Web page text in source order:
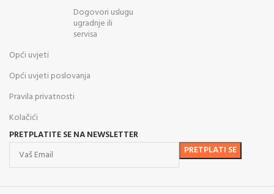
Dogovori uslugu
ugradnje ili
servisa
Opći uvjeti
Opći uvjeti poslovanja
Pravila privatnosti
Kolačići
PRETPLATITE SE NA NEWSLETTER